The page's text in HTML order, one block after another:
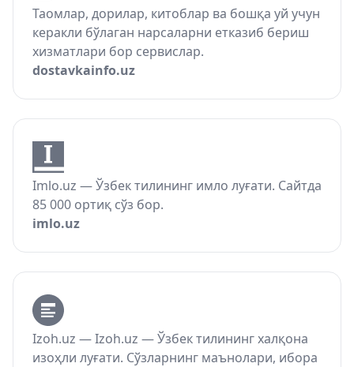
Таомлар, дорилар, китоблар ва бошқа уй учун
керакли бўлаган нарсаларни етказиб бериш
хизматлари бор сервислар.
dostavkainfo.uz
Imlo.uz — Ўзбек тилининг имло луғати. Сайтда
85 000 ортиқ сўз бор.
imlo.uz
Izoh.uz — Izoh.uz — Ўзбек тилининг халқона
изоҳли луғати. Сўзларнинг маънолари, ибора